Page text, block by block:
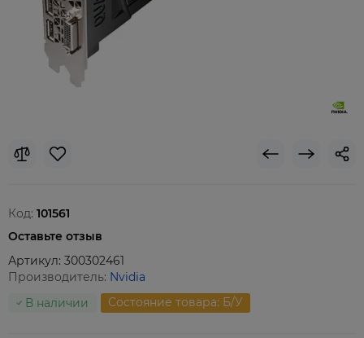
Код: 101561
Оставьте отзыв
Артикул: 300302461
Производитель: Nvidia
В наличии
Состояние товара: Б/У